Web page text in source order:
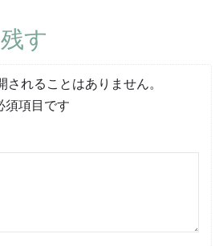
す
されることはありません。
須項目です